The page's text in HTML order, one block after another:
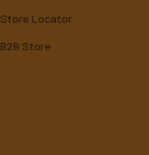
Store Locator
B2B Store